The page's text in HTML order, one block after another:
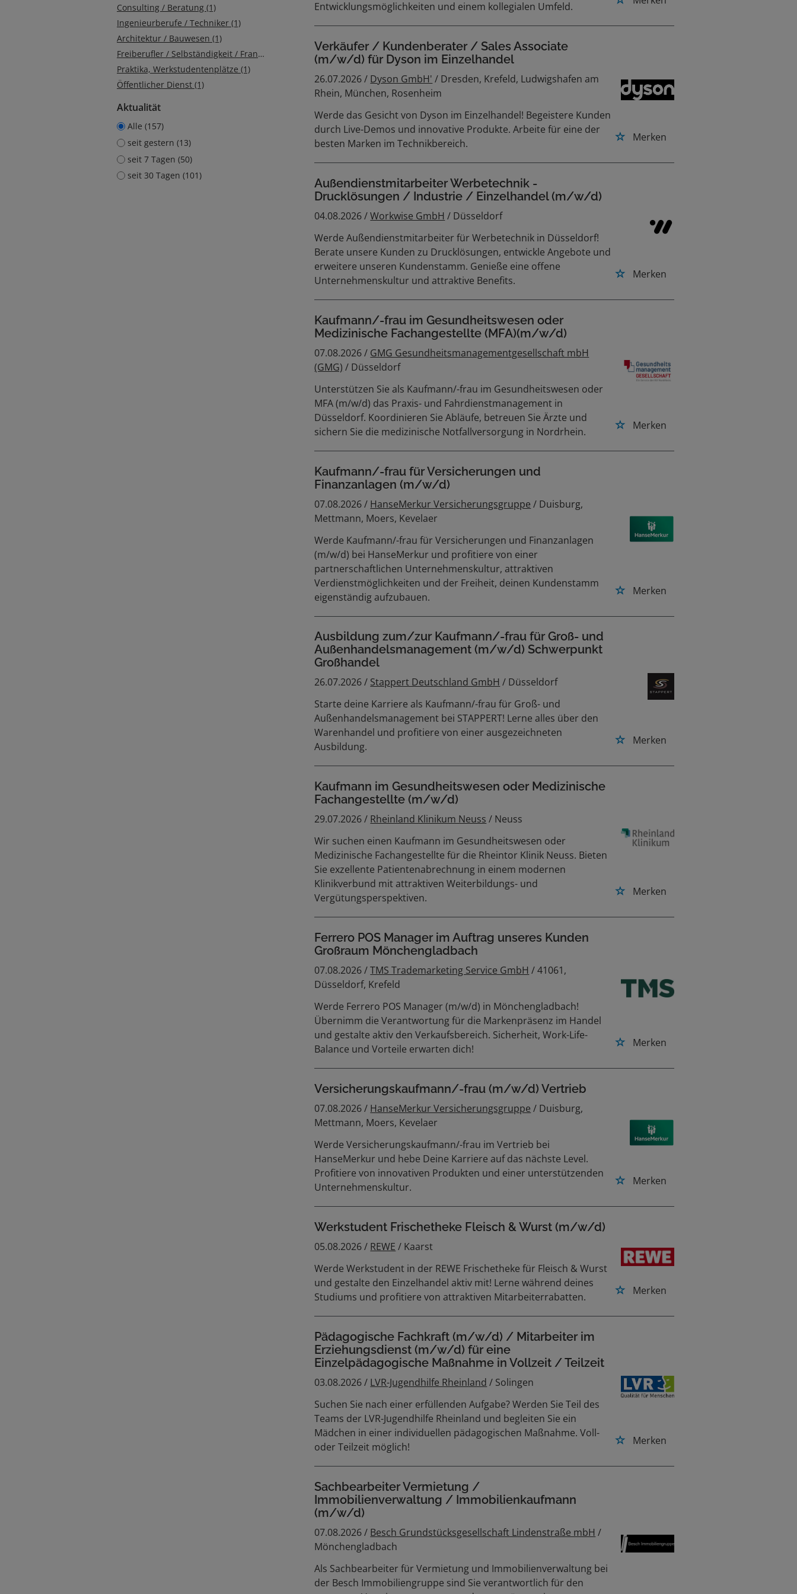
Consulting / Beratung (1)
Ingenieurberufe / Techniker (1)
Architektur / Bauwesen (1)
Freiberufler / Selbständigkeit / Franchise (1)
Praktika, Werkstudentenplätze (1)
Öffentlicher Dienst (1)
Aktualität
Alle (157)
seit gestern (13)
seit 7 Tagen (50)
seit 30 Tagen (101)
Entwicklungsmöglichkeiten und einem kollegialen Umfeld.
Verkäufer / Kundenberater / Sales Associate
(m/w/d) für Dyson im Einzelhandel
Merken
26.07.2026 / Dyson GmbH' / Dresden, Krefeld, Ludwigshafen am
Rhein, München, Rosenheim
Werde das Gesicht von Dyson im Einzelhandel! Begeistere Kunden
durch Live-Demos und innovative Produkte. Arbeite für eine der
besten Marken im Technikbereich.
Außendienstmitarbeiter Werbetechnik -
Drucklösungen / Industrie / Einzelhandel (m/w/d)
Merken
04.08.2026 /Workwise GmbH / Düsseldorf
Werde Außendienstmitarbeiter für Werbetechnik in Düsseldorf!
Berate unsere Kunden zu Drucklösungen, entwickle Angebote und
erweitere unseren Kundenstamm. Genieße eine offene
Unternehmenskultur und attraktive Benefits.
Kaufmann/-frau im Gesundheitswesen oder
Medizinische Fachangestellte (MFA)(m/w/d)
Merken
07.08.2026 / GMG Gesundheitsmanagementgesellschaft mbH
(GMG) / Düsseldorf
Unterstützen Sie als Kaufmann/-frau im Gesundheitswesen oder
MFA (m/w/d) das Praxis- und Fahrdienstmanagement in
Düsseldorf. Koordinieren Sie Abläufe, betreuen Sie Ärzte und
sichern Sie die medizinische Notfallversorgung in Nordrhein.
Kaufmann/-frau für Versicherungen und
Finanzanlagen (m/w/d)
Merken
07.08.2026 / HanseMerkur Versicherungsgruppe / Duisburg,
Mettmann, Moers, Kevelaer
Werde Kaufmann/-frau für Versicherungen und Finanzanlagen
(m/w/d) bei HanseMerkur und profitiere von einer
partnerschaftlichen Unternehmenskultur, attraktiven
Verdienstmöglichkeiten und der Freiheit, deinen Kundenstamm
eigenständig aufzubauen.
Ausbildung zum/zur Kaufmann/-frau für Groß- und
Außenhandelsmanagement (m/w/d) Schwerpunkt
Großhandel
Merken
26.07.2026 / Stappert Deutschland GmbH / Düsseldorf
Starte deine Karriere als Kaufmann/-frau für Groß- und
Außenhandelsmanagement bei STAPPERT! Lerne alles über den
Warenhandel und profitiere von einer ausgezeichneten
Ausbildung.
Kaufmann im Gesundheitswesen oder Medizinische
Fachangestellte (m/w/d)
Merken
29.07.2026 / Rheinland Klinikum Neuss / Neuss
Wir suchen einen Kaufmann im Gesundheitswesen oder
Medizinische Fachangestellte für die Rheintor Klinik Neuss. Bieten
Sie exzellente Patientenabrechnung in einem modernen
Klinikverbund mit attraktiven Weiterbildungs- und
Vergütungsperspektiven.
Ferrero POS Manager im Auftrag unseres Kunden
Großraum Mönchengladbach
Merken
07.08.2026 /TMS Trademarketing Service GmbH / 41061,
Düsseldorf, Krefeld
Werde Ferrero POS Manager (m/w/d) in Mönchengladbach!
Übernimm die Verantwortung für die Markenpräsenz im Handel
und gestalte aktiv den Verkaufsbereich. Sicherheit, Work-Life-
Balance und Vorteile erwarten dich!
Versicherungskaufmann/-frau (m/w/d) Vertrieb
Merken
07.08.2026 / HanseMerkur Versicherungsgruppe / Duisburg,
Mettmann, Moers, Kevelaer
Werde Versicherungskaufmann/-frau im Vertrieb bei
HanseMerkur und hebe Deine Karriere auf das nächste Level.
Profitiere von innovativen Produkten und einer unterstützenden
Unternehmenskultur.
Werkstudent Frischetheke Fleisch & Wurst (m/w/d)
Merken
05.08.2026 / REWE / Kaarst
Werde Werkstudent in der REWE Frischetheke für Fleisch & Wurst
und gestalte den Einzelhandel aktiv mit! Lerne während deines
Studiums und profitiere von attraktiven Mitarbeiterrabatten.
Pädagogische Fachkraft (m/w/d) / Mitarbeiter im
Erziehungsdienst (m/w/d) für eine
Einzelpädagogische Maßnahme in Vollzeit / Teilzeit
Merken
03.08.2026 / LVR-Jugendhilfe Rheinland / Solingen
Suchen Sie nach einer erfüllenden Aufgabe? Werden Sie Teil des
Teams der LVR-Jugendhilfe Rheinland und begleiten Sie ein
Mädchen in einer individuellen pädagogischen Maßnahme. Voll-
oder Teilzeit möglich!
Sachbearbeiter Vermietung /
Immobilienverwaltung / Immobilienkaufmann
(m/w/d)
07.08.2026 / Besch Grundstücksgesellschaft Lindenstraße mbH /
Mönchengladbach
Als Sachbearbeiter für Vermietung und Immobilienverwaltung bei
der Besch Immobiliengruppe sind Sie verantwortlich für den